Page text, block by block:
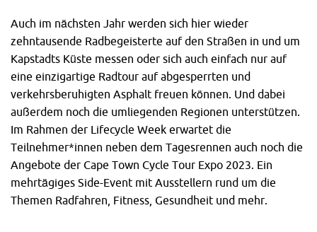
Auch im nächsten Jahr werden sich hier wieder
zehntausende Radbegeisterte auf den Straßen in und um
Kapstadts Küste messen oder sich auch einfach nur auf
eine einzigartige Radtour auf abgesperrten und
verkehrsberuhigten Asphalt freuen können. Und dabei
außerdem noch die umliegenden Regionen unterstützen.
Im Rahmen der Lifecycle Week erwartet die
Teilnehmer*innen neben dem Tagesrennen auch noch die
Angebote der Cape Town Cycle Tour Expo 2023. Ein
mehrtägiges Side-Event mit Ausstellern rund um die
Themen Radfahren, Fitness, Gesundheit und mehr.